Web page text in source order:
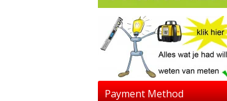
Payment Method